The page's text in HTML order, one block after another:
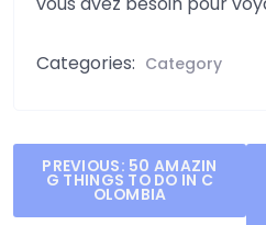
Categories: Category
Post
navigation
PREVIOUS: 50 AMAZIN
G THINGS TO DO IN C
OLOMBIA